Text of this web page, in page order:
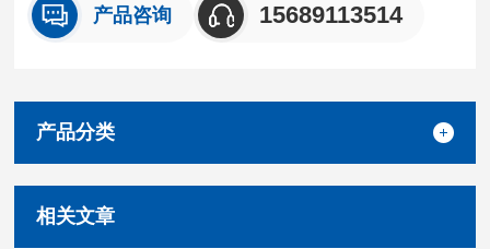
产品咨询 15689113514
产品分类
相关文章